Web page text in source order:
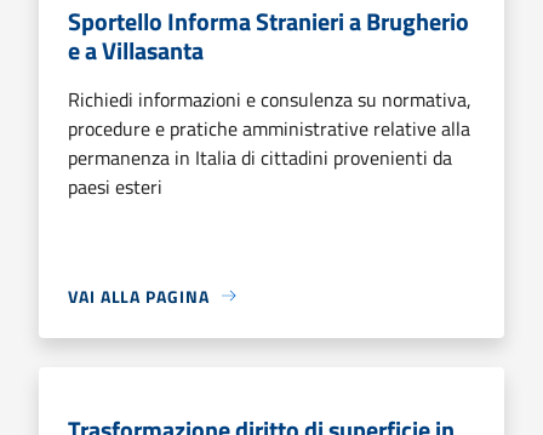
Sportello Informa Stranieri a Brugherio
e a Villasanta
Richiedi informazioni e consulenza su normativa,
procedure e pratiche amministrative relative alla
permanenza in Italia di cittadini provenienti da
paesi esteri
VAI ALLA PAGINA